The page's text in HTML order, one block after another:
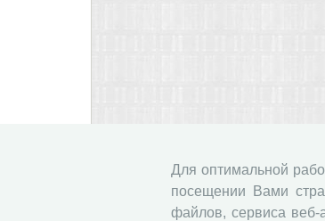
Для оптимальной
посещении Вами
файлов, сервиса веб-